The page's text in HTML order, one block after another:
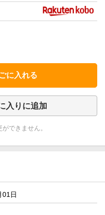
に入れる
入りに追加
できません。
01日